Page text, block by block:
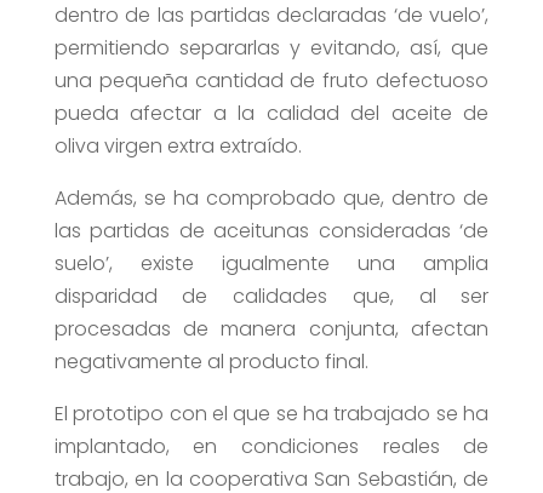
dentro de las partidas declaradas ‘de vuelo’,
permitiendo separarlas y evitando, así, que
una pequeña cantidad de fruto defectuoso
pueda afectar a la calidad del aceite de
oliva virgen extra extraído.
Además, se ha comprobado que, dentro de
las partidas de aceitunas consideradas ‘de
suelo’, existe igualmente una amplia
disparidad de calidades que, al ser
procesadas de manera conjunta, afectan
negativamente al producto final.
El prototipo con el que se ha trabajado se ha
implantado, en condiciones reales de
trabajo, en la cooperativa San Sebastián, de